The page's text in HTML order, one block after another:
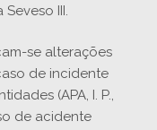
III.
se alterações
de incidente
(APA, I. P.,
de acidente